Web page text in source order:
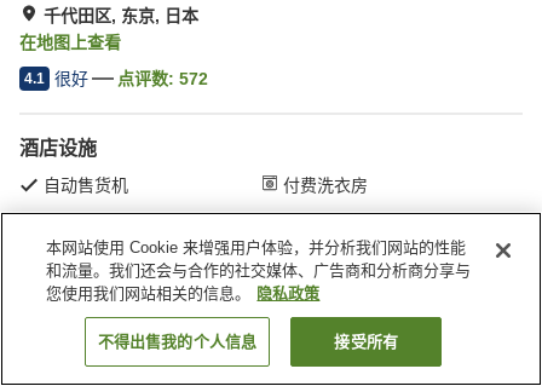
千代田区, 东京, 日本
在地图上查看
4.1 很好 点评数: 572
酒店设施
自动售货机 付费洗衣房
首页 日本 东京 千代田区 女性专用胶囊旅馆 秋叶原海湾酒店
搜索客房
本网站使用 Cookie 来增强用户体验，并分析我们网站的性能
和流量。我们还会与合作的社交媒体、广告商和分析商分享与
您使用我们网站相关的信息。
隐私政策
不得出售我的个人信息 接受所有